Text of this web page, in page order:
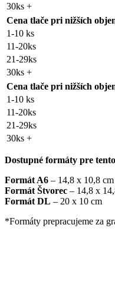
30ks +
Cena tlače pri nižších
1-10 ks
11-20ks
21-29ks
30ks +
Cena tlače pri nižších
1-10 ks
11-20ks
21-29ks
30ks +
Dostupné formáty pre
Formát A6 – 14,8 x 10,8
Formát Štvorec – 14,8 x
Formát DL – 20 x 10 cm
*Formáty prepracujeme za